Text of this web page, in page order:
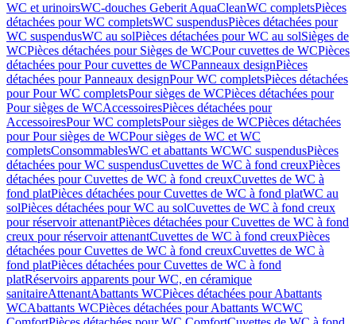
WC et urinoirsWC-douches Geberit AquaCleanWC completsPièces
détachées pour WC completsWC suspendusPièces détachées pour
WC suspendusWC au solPièces détachées pour WC au solSièges de
WCPièces détachées pour Sièges de WCPour cuvettes de WCPièces
détachées pour Pour cuvettes de WCPanneaux designPièces
détachées pour Panneaux designPour WC completsPièces détachées
pour Pour WC completsPour sièges de WCPièces détachées pour
Pour sièges de WCAccessoiresPièces détachées pour
AccessoiresPour WC completsPour sièges de WCPièces détachées
pour Pour sièges de WCPour sièges de WC et WC
completsConsommablesWC et abattants WCWC suspendusPièces
détachées pour WC suspendusCuvettes de WC à fond creuxPièces
détachées pour Cuvettes de WC à fond creuxCuvettes de WC à
fond platPièces détachées pour Cuvettes de WC à fond platWC au
solPièces détachées pour WC au solCuvettes de WC à fond creux
pour réservoir attenantPièces détachées pour Cuvettes de WC à fond
creux pour réservoir attenantCuvettes de WC à fond creuxPièces
détachées pour Cuvettes de WC à fond creuxCuvettes de WC à
fond platPièces détachées pour Cuvettes de WC à fond
platRéservoirs apparents pour WC, en céramique
sanitaireAttenantAbattants WCPièces détachées pour Abattants
WCAbattants WCPièces détachées pour Abattants WCWC